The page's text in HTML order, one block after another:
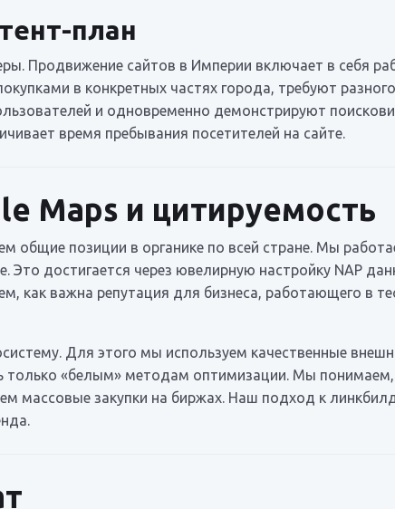
план
Продвижение сайтов в Империи включает в себя
в конкретных частях города, требуют разного
и одновременно демонстрируют
время пребывания посетителей на сайте.
Maps и цитируемость
общие позиции в органике по всей стране. Мы
Это достигается через ювелирную настройку NAP
как важна репутация для бизнеса, работающего в
Для этого мы используем качественные
только «белым» методам оптимизации. Мы
массовые закупки на биржах. Наш подход к